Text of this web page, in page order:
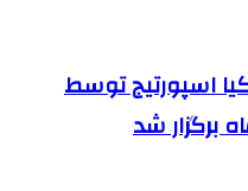
اسپورتیج توسط
برگزار شد